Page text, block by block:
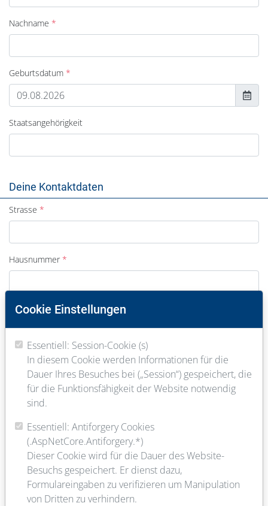
Nachname
Geburtsdatum
Staatsangehörigkeit
Deine Kontaktdaten
Strasse
Hausnummer
PLZ
E-Mail
Telefon
Cookie Einstellungen
Essentiell: Session-Cookie (s)
In diesem Cookie werden Informationen für die
Dauer Ihres Besuches bei („Session“) gespeichert, die
für die Funktionsfähigkeit der Website notwendig
sind.
Essentiell: Antiforgery Cookies
(.AspNetCore.Antiforgery.*)
Dieser Cookie wird für die Dauer des Website-
Besuchs gespeichert. Er dienst dazu,
Formulareingaben zu verifizieren um Manipulation
von Dritten zu verhindern.